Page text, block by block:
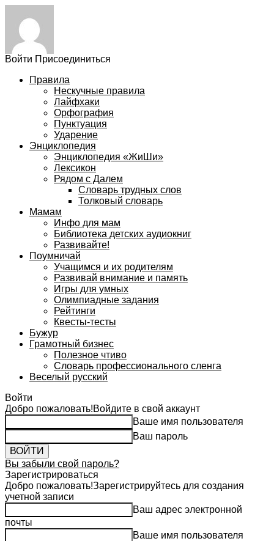
Войти Присоединиться
Правила
Нескучные правила
Лайфхаки
Орфография
Пунктуация
Ударение
Энциклопедия
Энциклопедия «ЖиШи»
Лексикон
Рядом с Далем
Словарь трудных слов
Толковый словарь
Мамам
Инфо для мам
Библиотека детских аудиокниг
Развивайте!
Поумничай
Учащимся и их родителям
Развивай внимание и память
Игры для умных
Олимпиадные задания
Рейтинги
Квесты-тесты
Бужур
Грамотный бизнес
Полезное чтиво
Словарь профессионального сленга
Веселый русский
Войти
Добро пожаловать!Войдите в свой аккаунт
Ваше имя пользователя
Ваш пароль
Вы забыли свой пароль?
Зарегистрироваться
Добро пожаловать!Зарегистрируйтесь для создания
учетной записи
Ваш адрес электронной
почты
Ваше имя пользователя